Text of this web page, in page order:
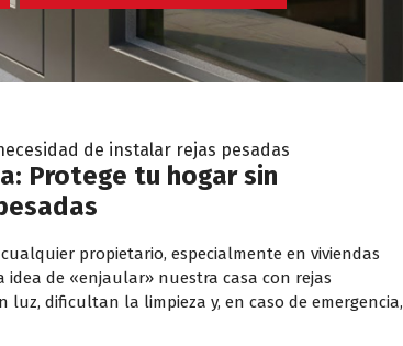
de instalar rejas pesadas
Protege tu hogar sin
propietario, especialmente en viviendas
de «enjaular» nuestra casa con rejas
dificultan la limpieza y, en caso de emergencia,